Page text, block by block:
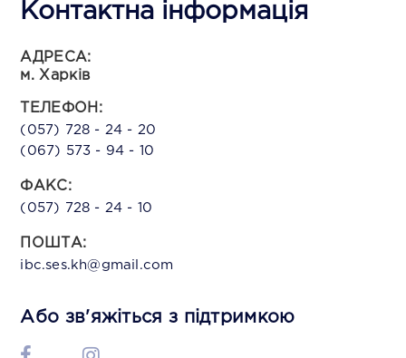
Контактна інформація
АДРЕСА:
м. Харків
ТЕЛЕФОН:
(057) 728 - 24 - 20
(067) 573 - 94 - 10
ФАКС:
(057) 728 - 24 - 10
ПОШТА:
ibc.ses.kh@gmail.com
Або зв'яжіться з підтримкою